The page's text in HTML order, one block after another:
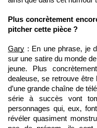
Plus concrètement
pitcher cette pièce ?
Gary : En une phrase, je
sur une satire du monde
jeune. Plus
dealeuse, se retrouve être
d’une grande chaîne de
série à succès vont
personnages qui, eux,
révéler quasiment